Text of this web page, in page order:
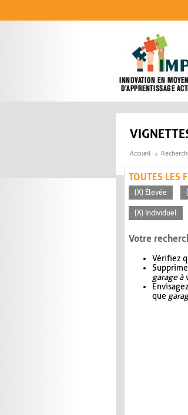
Accueil
TOUTES LES
(X) Élevée
(X) Individuel
Votre
Vérifiez
garage à
que